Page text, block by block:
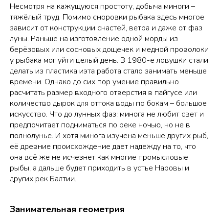
Несмотря на кажущуюся простоту, добыча миноги –
тяжёлый труд. Помимо сноровки рыбака здесь многое
зависит от конструкции снастей, ветра и даже от фаз
луны. Раньше на изготовление одной морды из
берёзовых или сосновых дощечек и медной проволоки
у рыбака мог уйти целый день. В 1980-е ловушки стали
делать из пластика иэта работа стало занимать меньше
времени. Однако до сих пор умение правильно
расчитать размер входного отверстия в пайгусе или
количество дырок для оттока воды по бокам – большое
искусство. Что до лунных фаз: минога не любит свет и
предпочитает подниматься по реке ночью, но не в
полнолунье. И хотя минога изучена меньше других рыб,
её древние происхождение дает надежду на то, что
она всё же не исчезнет как многие промысловые
рыбы, а дальше будет приходить в устье Нарoвы и
других рек Балтии.
Занимательная геометрия